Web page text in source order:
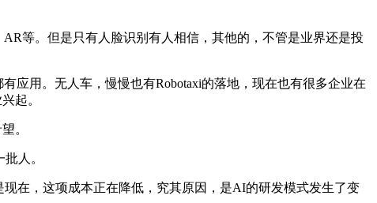
等。但是只有人脸识别有人相信，其他的，不管是业界还是投
用。无人车，慢慢也有Robotaxi的落地，现在也有很多企业在
起。
。
人。
在，这项成本正在降低，究其原因，是AI的研发模式发生了变